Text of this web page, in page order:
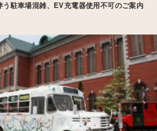
う駐車場混雑、EV充電器使用不可のご案内